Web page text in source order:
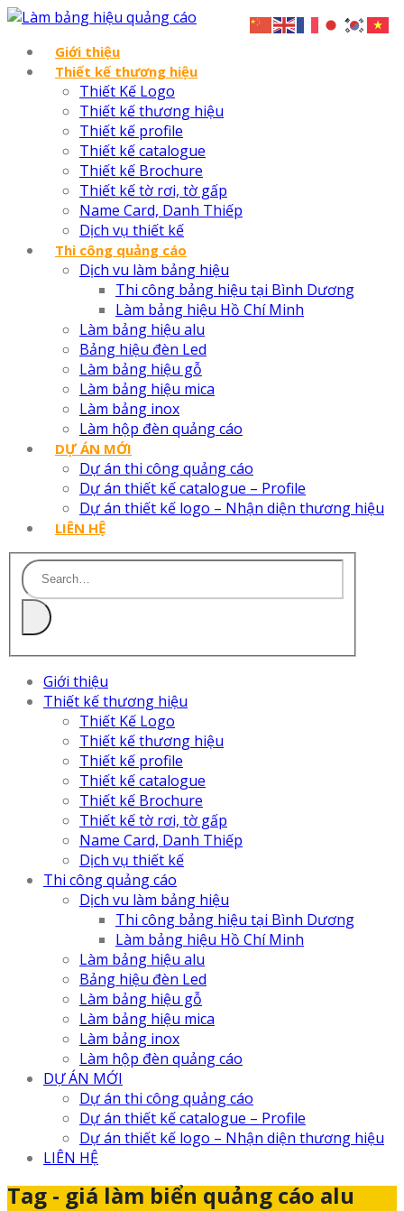
Giới thiệu
Thiết kế thương hiệu
Thiết Kế Logo
Thiết kế thương hiệu
Thiết kế profile
Thiết kế catalogue
Thiết kế Brochure
Thiết kế tờ rơi, tờ gấp
Name Card, Danh Thiếp
Dịch vụ thiết kế
Thi công quảng cáo
Dịch vu làm bảng hiệu
Thi công bảng hiệu tại Bình Dương
Làm bảng hiệu Hồ Chí Minh
Làm bảng hiệu alu
Bảng hiệu đèn Led
Làm bảng hiệu gỗ
Làm bảng hiệu mica
Làm bảng inox
Làm hộp đèn quảng cáo
DỰ ÁN MỚI
Dự án thi công quảng cáo
Dự án thiết kế catalogue – Profile
Dự án thiết kế logo – Nhận diện thương hiệu
LIÊN HỆ
Giới thiệu
Thiết kế thương hiệu
Thiết Kế Logo
Thiết kế thương hiệu
Thiết kế profile
Thiết kế catalogue
Thiết kế Brochure
Thiết kế tờ rơi, tờ gấp
Name Card, Danh Thiếp
Dịch vụ thiết kế
Thi công quảng cáo
Dịch vu làm bảng hiệu
Thi công bảng hiệu tại Bình Dương
Làm bảng hiệu Hồ Chí Minh
Làm bảng hiệu alu
Bảng hiệu đèn Led
Làm bảng hiệu gỗ
Làm bảng hiệu mica
Làm bảng inox
Làm hộp đèn quảng cáo
DỰ ÁN MỚI
Dự án thi công quảng cáo
Dự án thiết kế catalogue – Profile
Dự án thiết kế logo – Nhận diện thương hiệu
LIÊN HỆ
Tag - giá làm biển quảng cáo alu